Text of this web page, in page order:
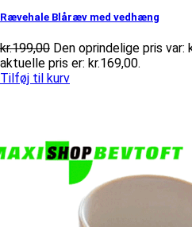
Rævehale Blåræv med vedhæng
kr.199,00 Den oprindelige pris var:
aktuelle pris er: kr.169,00.
Tilføj til kurv